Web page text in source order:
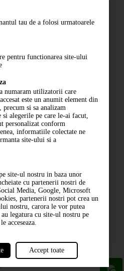
ABONARE
tau de a folosi urmatoarele
pentru functionarea site-ului
numaram utilizatorii care
este un anumit element din
precum si sa analizam
si alegerile pe care le-ai facut,
personalizat conform
informatiile colectate ne
site-ului si a
site-ul nostru in baza unor
cu partenerii nostri de
Media, Google, Microsoft
partenerii nostri pot crea un
nostru, carora le vor putea
legatura cu site-ul nostru pe
acceseaza.
Accept toate